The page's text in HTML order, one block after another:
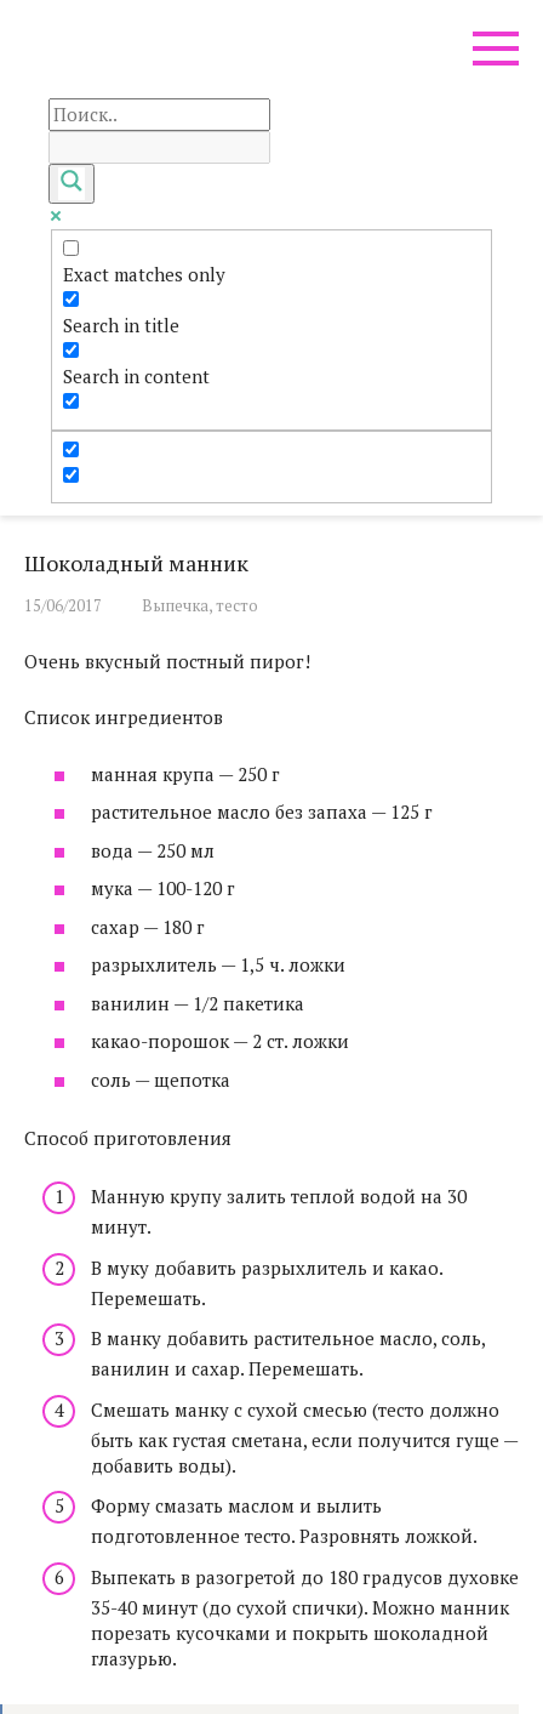
Exact matches only
Search in title
Search in content
Шоколадный манник
15/06/2017 Выпечка, тесто
Очень вкусный постный пирог!
Список ингредиентов
манная крупа — 250 г
растительное масло без запаха — 125 г
вода — 250 мл
мука — 100-120 г
сахар — 180 г
разрыхлитель — 1,5 ч. ложки
ванилин — 1/2 пакетика
какао-порошок — 2 ст. ложки
соль — щепотка
Способ приготовления
Манную крупу залить теплой водой на 30
минут.
В муку добавить разрыхлитель и какао.
Перемешать.
В манку добавить растительное масло, соль,
ванилин и сахар. Перемешать.
Смешать манку с сухой смесью (тесто должно
быть как густая сметана, если получится гуще —
добавить воды).
Форму смазать маслом и вылить
подготовленное тесто. Разровнять ложкой.
Выпекать в разогретой до 180 градусов духовке
35-40 минут (до сухой спички). Можно манник
порезать кусочками и покрыть шоколадной
глазурью.